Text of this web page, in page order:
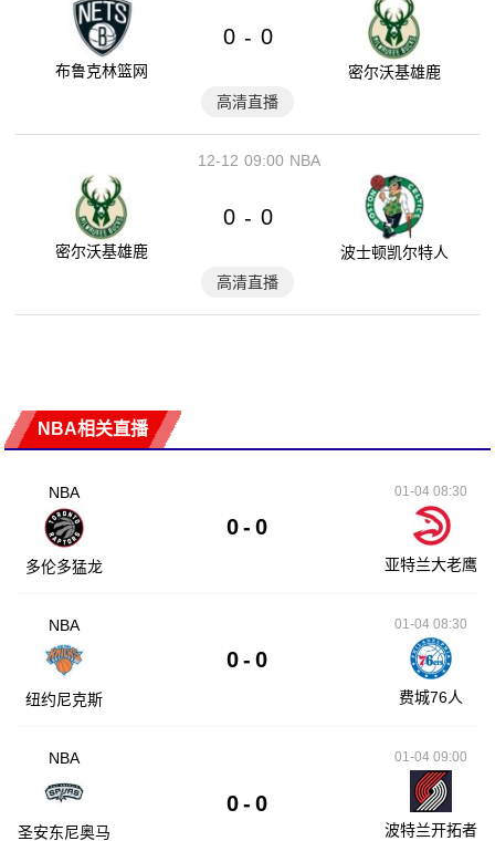
布鲁克林篮网
0 - 0
密尔沃基雄鹿
高清直播
09:00
12-12 NBA
密尔沃基雄鹿
0 - 0
波士顿凯尔特人
高清直播
NBA相关直播
NBA
多伦多猛龙
0 - 0
01-04 08:30
亚特兰大老鹰
NBA
纽约尼克斯
0 - 0
01-04 08:30
费城76人
NBA
圣安东尼奥马
0 - 0
01-04 09:00
波特兰开拓者